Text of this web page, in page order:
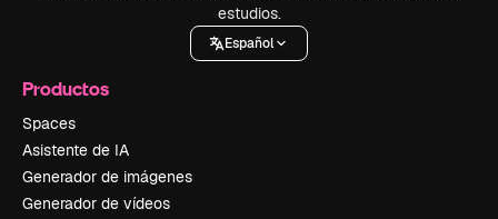
estudios.
Español
Productos
Spaces
Asistente de IA
Generador de imágenes
Generador de vídeos